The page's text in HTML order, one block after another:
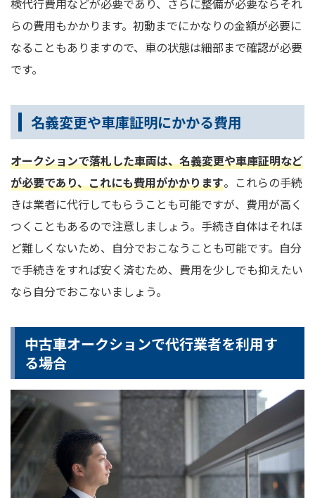
らの費用もかかります。初動までにかなりの金額が必要に
なることもありますので、車の状態は細部まで確認が必要
です。
名義変更や車庫証明にかかる費用
オークションで落札した車両は、名義変更や車庫証明など
が必要であり、これにも費用がかかります。これらの手続
きは業者に代行してもらうことも可能ですが、費用が高く
つくこともあるので注意しましょう。手続き自体はそれほ
ど難しくないため、自分でおこなうことも可能です。自分
で手続きをすれば安く済むため、費用を少しでも抑えたい
なら自分でおこないましょう。
中古車オークションで代行業者を利用す
る場合